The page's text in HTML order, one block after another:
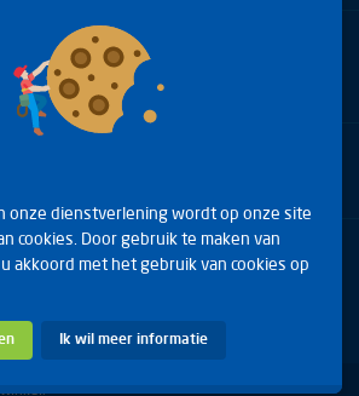
Bel met onze experts
+31(0)85 0653688
0653688
onze dienstverlening wordt op onze site
cookies. Door gebruik te maken van
akkoord met het gebruik van cookies op
Ik wil meer informatie